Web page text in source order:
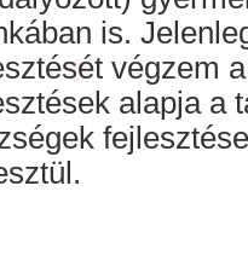
is.
végzem
alapja a